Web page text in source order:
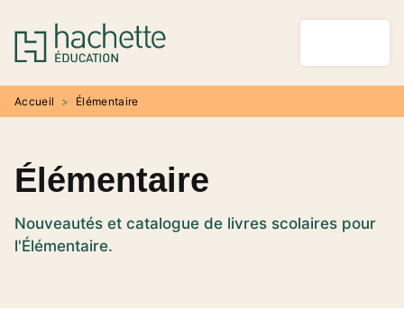
MENU RECHERCHE
PIED DE PAGE
Accueil > Élémentaire
Élémentaire
Nouveautés et catalogue de livres scolaires pour
l'Élémentaire.